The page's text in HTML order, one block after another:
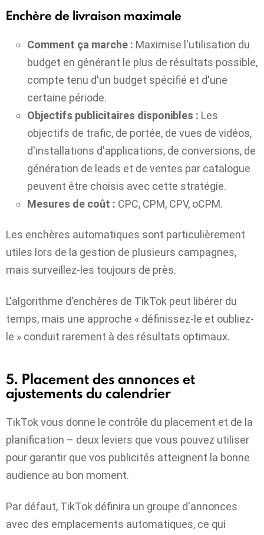
Enchère de livraison maximale
Comment ça marche : Maximise l'utilisation du
budget en générant le plus de résultats possible,
compte tenu d'un budget spécifié et d'une
certaine période.
Objectifs publicitaires disponibles : Les
objectifs de trafic, de portée, de vues de vidéos,
d'installations d'applications, de conversions, de
génération de leads et de ventes par catalogue
peuvent être choisis avec cette stratégie.
Mesures de coût : CPC, CPM, CPV, oCPM.
Les enchères automatiques sont particulièrement
utiles lors de la gestion de plusieurs campagnes,
mais surveillez-les toujours de près.
L'algorithme d'enchères de TikTok peut libérer du
temps, mais une approche « définissez-le et oubliez-
le » conduit rarement à des résultats optimaux.
5. Placement des annonces et
ajustements du calendrier
TikTok vous donne le contrôle du placement et de la
planification – deux leviers que vous pouvez utiliser
pour garantir que vos publicités atteignent la bonne
audience au bon moment.
Par défaut, TikTok définira un groupe d'annonces
avec des emplacements automatiques, ce qui